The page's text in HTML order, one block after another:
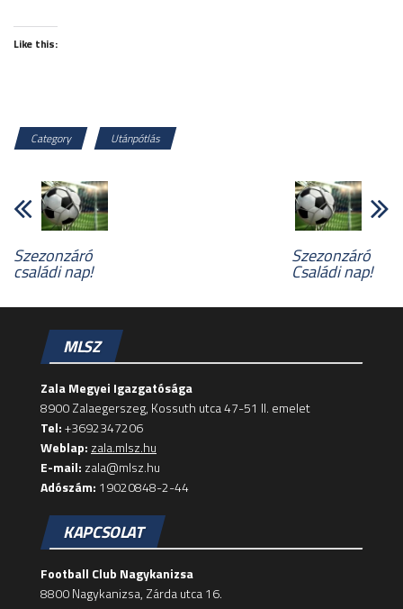
Like this:
Category Utánpótlás
Szezonzáró
családi nap!
Szezonzáró
Családi nap!
MLSZ
Zala Megyei Igazgatósága
8900 Zalaegerszeg, Kossuth utca 47-51 II. emelet
Tel:+3692347206
Weblap: zala.mlsz.hu
E-mail: zala@mlsz.hu
Adószám: 19020848-2-44
KAPCSOLAT
Football Club Nagykanizsa
8800 Nagykanizsa, Zárda utca 16.